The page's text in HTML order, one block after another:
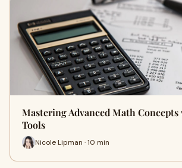
Mastering Advanced Math
Tools
Nicole Lipman · 10 min